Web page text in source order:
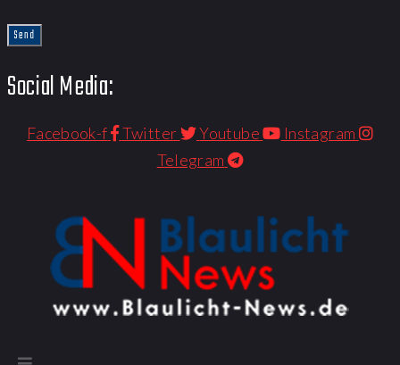
Social Media:
Facebook-f Twitter Youtube
Instagram
Telegram